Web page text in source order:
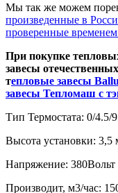
Мы так же можем
произведенные в
проверенные
При покупке
завесы
тепловые завесы
завесы Тепломаш с
Тип Термостата: 0/4.5/
Высота установки: 3,5
Напряжение: 380Вольт
Производит, м3/час: